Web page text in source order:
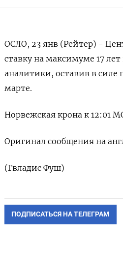
ОСЛО, 23 янв (Рейтер) -
ставку на максимуме 17
аналитики, оставив в
марте.
Норвежская крона к 12:01
Оригинал сообщения на
(Гвладис Фуш)
ПОДПИСАТЬСЯ НА ТЕЛЕГРАМ